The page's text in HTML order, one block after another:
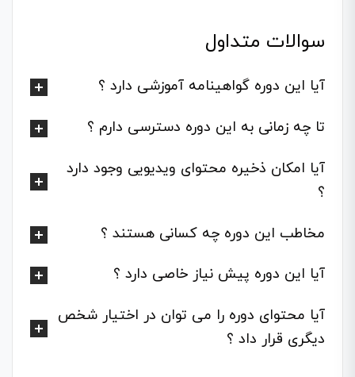
سوالات متداول
آیا این دوره گواهینامه آموزشی دارد ؟
تا چه زمانی به این دوره دسترسی دارم ؟
آیا امکان ذخیره محتوای ویدیویی وجود دارد
؟
مخاطب این دوره چه کسانی هستند ؟
آیا این دوره پیش نیاز خاصی دارد ؟
آیا محتوای دوره را می توان در اختیار شخص
دیگری قرار داد ؟